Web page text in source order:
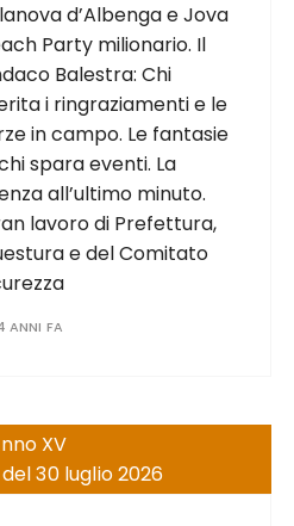
d’Albenga e Jova
Party milionario. Il
Balestra: Chi
i ringraziamenti e le
in campo. Le fantasie
spara eventi. La
all’ultimo minuto.
lavoro di Prefettura,
e del Comitato
ANNI FA
XV
30 luglio 2026